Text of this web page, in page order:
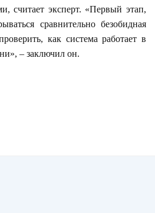
считает эксперт. «Первый этап,
сравнительно безобидная
как система работает в
– заключил он.